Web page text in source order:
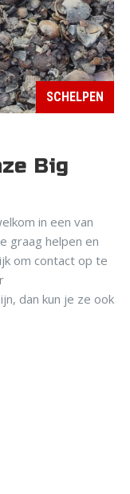
SCHELPEN
Big
in een van
graag helpen en
om contact op te
dan kun je ze ook